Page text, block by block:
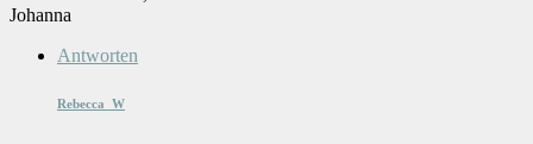
Johanna
Antworten
Rebecca_W